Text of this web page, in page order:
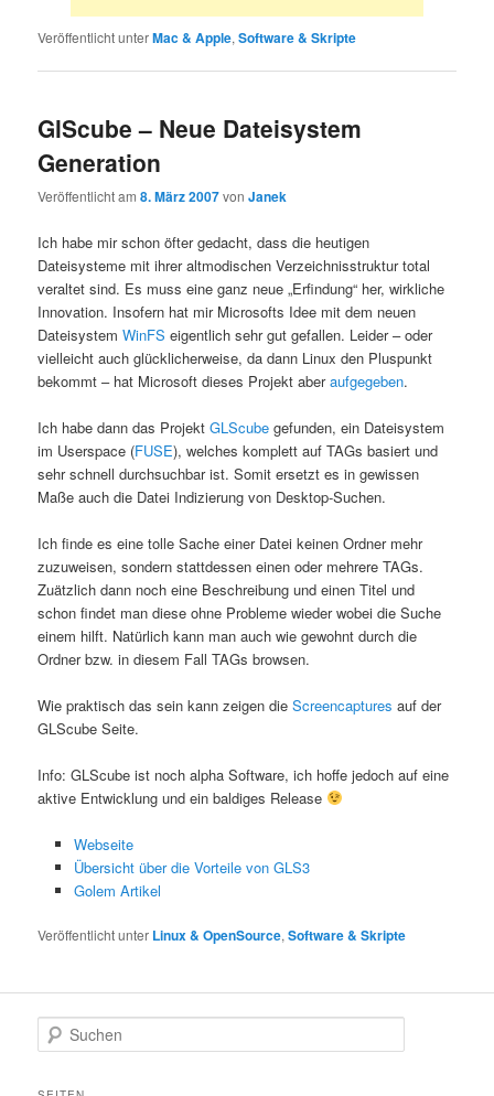
Veröffentlicht unterMac & Apple,Software & Skripte
GlScube – Neue Dateisystem
Generation
Veröffentlicht am8. März 2007vonJanek
Ich habe mir schon öfter gedacht, dass die heutigen
Dateisysteme mit ihrer altmodischen Verzeichnisstruktur total
veraltet sind. Es muss eine ganz neue „Erfindung“ her, wirkliche
Innovation. Insofern hat mir Microsofts Idee mit dem neuen
DateisystemWinFS eigentlich sehr gut gefallen. Leider – oder
vielleicht auch glücklicherweise, da dann Linux den Pluspunkt
bekommt – hat Microsoft dieses Projekt aberaufgegeben.
Ich habe dann das ProjektGLScube gefunden, ein Dateisystem
im Userspace (FUSE), welches komplett auf TAGs basiert und
sehr schnell durchsuchbar ist. Somit ersetzt es in gewissen
Maße auch die Datei Indizierung von Desktop-Suchen.
Ich finde es eine tolle Sache einer Datei keinen Ordner mehr
zuzuweisen, sondern stattdessen einen oder mehrere TAGs.
Zuätzlich dann noch eine Beschreibung und einen Titel und
schon findet man diese ohne Probleme wieder wobei die Suche
einem hilft. Natürlich kann man auch wie gewohnt durch die
Ordner bzw. in diesem Fall TAGs browsen.
Wie praktisch das sein kann zeigen dieScreencaptures auf der
GLScube Seite.
Info: GLScube ist noch alpha Software, ich hoffe jedoch auf eine
aktive Entwicklung und ein baldiges Release
Webseite
Übersicht über die Vorteile von GLS3
Golem Artikel
Veröffentlicht unter Linux & OpenSource,Software & Skripte
u
h